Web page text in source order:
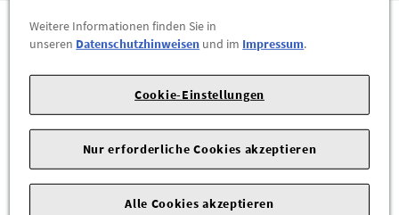
AUSPUFF
Top Seller
Besonders beliebt bei unseren Kunden
%
Weitere Informationen finden Sie in
unseren Datenschutzhinweisen und im Impressum.
Cookie-Einstellungen
Nur erforderliche Cookies akzeptieren
Alle Cookies akzeptieren